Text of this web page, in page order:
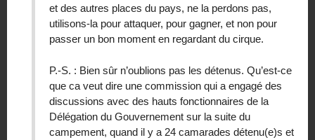
et des autres places du pays, ne la perdons pas,
utilisons-la pour attaquer, pour gagner, et non pour
passer un bon moment en regardant du cirque.
P.-S. : Bien sûr n’oublions pas les détenus. Qu’est-ce
que ca veut dire une commission qui a engagé des
discussions avec des hauts fonctionnaires de la
Délégation du Gouvernement sur la suite du
campement, quand il y a 24 camarades détenu(e)s et